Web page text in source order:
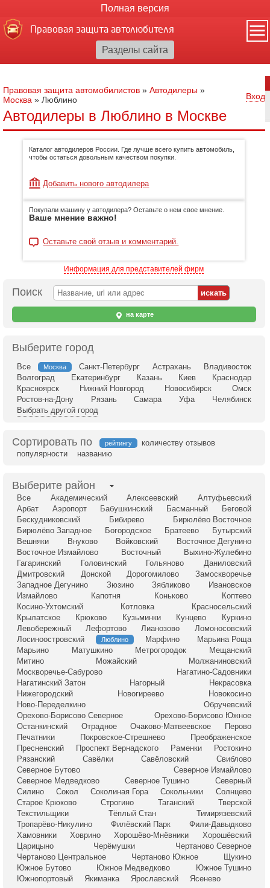
Полная версия
Правовая защита автолюбителя
Правовая защита автомобилистов » Автодилеры »
Москва » Люблино Вход
Автодилеры в Люблино в Москве
Каталог автодилеров России. Где лучше всего купить автомобиль,
чтобы остаться довольным качеством покупки.
Добавить нового автодилера
Покупали машину у автодилера? Оставьте о нем свое мнение.
Ваше мнение важно!
Оставьте свой отзыв и комментарий.
Информация для представителей фирм
Поиск
на карте
Выберите город
Все Москва Санкт-Петербург Астрахань
Владивосток
Волгоград
Екатеринбург Казань Киев
Краснодар
Красноярск
Нижний Новгород Новосибирск
Омск
Ростов-на-Дону
Рязань Самара Уфа
Челябинск
Выбрать другой город
Сортировать по рейтингу
количеству отзывов
популярности
названию
Выберите район
Все Академический Алексеевский
Алтуфьевский
Арбат
Аэропорт Бабушкинский Басманный
Беговой
Бескудниковский
Бибирево
Бирюлёво Восточное
Бирюлёво Западное
Богородское Братеево
Бутырский
Вешняки
Внуково Войковский
Восточное Дегунино
Восточное Измайлово
Восточный
Выхино-Жулебино
Гагаринский
Головинский Гольяново
Даниловский
Дмитровский
Донской Дорогомилово
Замоскворечье
Западное Дегунино
Зюзино Зябликово
Ивановское
Измайлово
Капотня Коньково
Коптево
Косино-Ухтомский
Котловка
Красносельский
Крылатское
Крюково Кузьминки Кунцево
Куркино
Левобережный
Лефортово Лианозово
Ломоносовский
Лосиноостровский
Люблино Марфино
Марьина Роща
Марьино
Матушкино Метрогородок
Мещанский
Митино
Можайский
Молжаниновский
Москворечье-Сабурово
Нагатино-Садовники
Нагатинский Затон
Нагорный
Некрасовка
Нижегородский
Новогиреево
Новокосино
Ново-Переделкино
Обручевский
Орехово-Борисово Северное
Орехово-Борисово Южное
Останкинский
Отрадное Очаково-Матвеевское
Перово
Печатники
Покровское-Стрешнево
Преображенское
Пресненский
Проспект Вернадского Раменки
Ростокино
Рязанский
Савёлки Савёловский
Свиблово
Северное Бутово
Северное Измайлово
Северное Медведково
Северное Тушино
Северный
Силино
Сокол Соколиная Гора Сокольники
Солнцево
Старое Крюково
Строгино Таганский
Тверской
Текстильщики
Тёплый Стан
Тимирязевский
Тропарёво-Никулино
Филёвский Парк
Фили-Давыдково
Хамовники
Ховрино Хорошёво-Мнёвники
Хорошёвский
Царицыно
Черёмушки
Чертаново Северное
Чертаново Центральное
Чертаново Южное
Щукино
Южное Бутово
Южное Медведково
Южное Тушино
Южнопортовый
Якиманка Ярославский Ясенево